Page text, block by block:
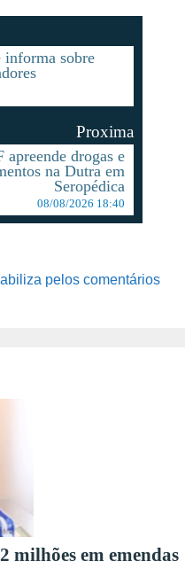
informa sobre
Proxima
apreende drogas e
na Dutra em
Seropédica
08/08/2026 18:40
pelos comentários
milhões em emendas